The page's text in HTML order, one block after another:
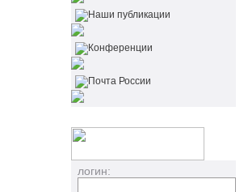
Наши публикации
Конференции
Почта России
логин: